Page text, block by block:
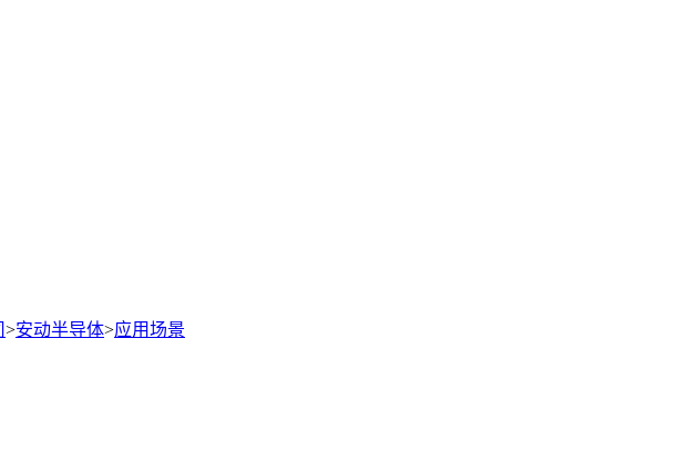
>安动半导体>应用场景